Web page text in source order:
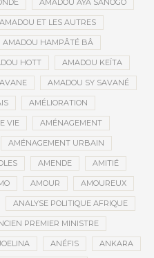
AMADOU AYA SANOGO
AMADOU ET LES AUTRES
AMADOU HAMPÂTÉ BÂ
HOTT AMADOU KEÏTA
AMADOU SY SAVANÉ
AMÉLIORATION
VIE AMÉNAGEMENT
AMÉNAGEMENT URBAIN
AMENDE AMITIÉ
AMOUR AMOUREUX
ANALYSE POLITIQUE AFRIQUE
PREMIER MINISTRE
ANÉFIS ANKARA